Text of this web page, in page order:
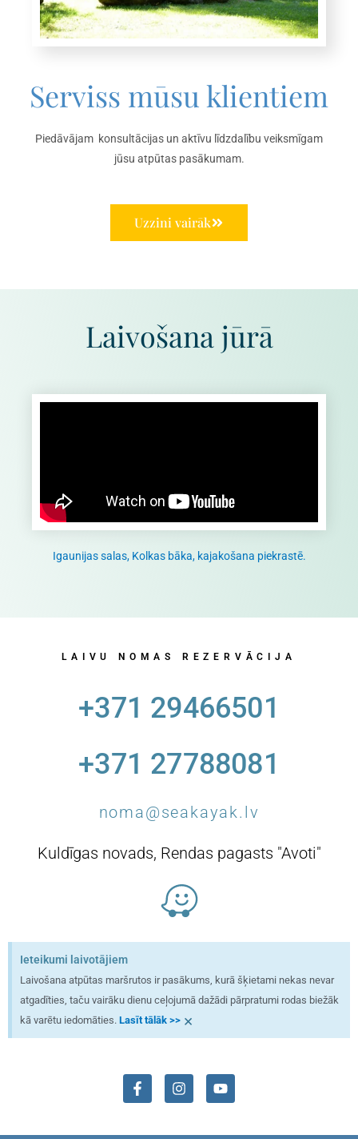
Serviss mūsu klientiem
Piedāvājam konsultācijas un aktīvu līdzdalību veiksmīgam
jūsu atpūtas pasākumam.
Uzzini vairāk
Laivošana jūrā
Igaunijas salas, Kolkas bāka, kajakošana piekrastē.
LAIVU NOMAS REZERVĀCIJA
+371 29466501
+371 27788081
noma@seakayak.lv
Kuldīgas novads, Rendas pagasts "Avoti"
Ieteikumi laivotājiem
Laivošana atpūtas maršrutos ir pasākums, kurā šķietami nekas nevar
atgadīties, taču vairāku dienu ceļojumā dažādi pārpratumi rodas biežāk
kā varētu iedomāties. Lasīt tālāk >> ×
a
c
n
s
o
u